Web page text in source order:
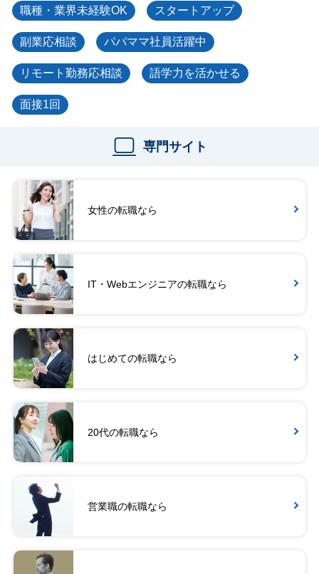
職種・業界未経験OK スタートアップ
副業応相談 パパママ社員活躍中
リモート勤務応相談 語学力を活かせる
面接1回
専門サイト
女性の転職なら
IT・Webエンジニアの転職なら
はじめての転職なら
20代の転職なら
営業職の転職なら